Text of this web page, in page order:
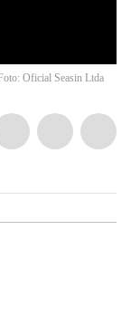
Oficial Seasin Ltda